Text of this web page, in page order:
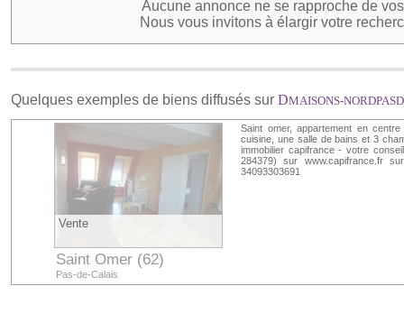
Aucune annonce ne se rapproche de
Nous vous invitons à élargir votre
Quelques exemples de biens diffusés sur DMAISONS-
Vente
Saint Omer (62)
Pas-de-Calais
Saint omer, appartement en
cuisine, une salle de bains et 3
immobilier capifrance - votre
284379) sur www.capifrance.fr
34093303691